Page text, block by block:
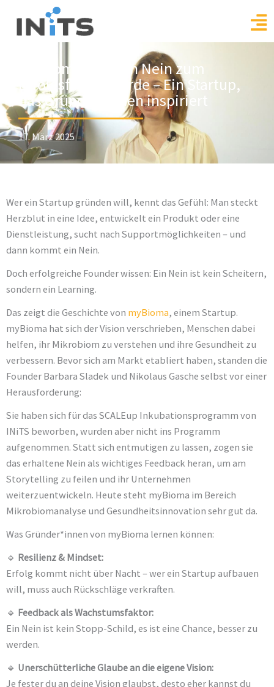
content
myBioma: Wie ein Nein zum
Erfolgsfaktor wurde – Ein Startup,
das Gründer*innen inspiriert
17. März 2025
Wer ein Startup gründen will, kennt das Gefühl: Man steckt
Herzblut in eine Idee, entwickelt ein Produkt oder eine
Dienstleistung, sucht nach Supportmöglichkeiten – und
dann kommt ein Nein.
Doch erfolgreiche Founder wissen: Ein Nein ist kein Scheitern,
sondern ein Learning.
Das zeigt die Geschichte von myBioma, einem Startup.
myBioma hat sich der Vision verschrieben, Menschen dabei
helfen, ihr Mikrobiom zu verstehen und ihre Gesundheit zu
verbessern. Bevor sich am Markt etabliert haben, standen die
Founder Barbara Sladek und Nikolaus Gasche selbst vor einer
Herausforderung:
Sie haben sich für das SCALEup Inkubationsprogramm von
INiTS beworben, wurden aber nicht ins Programm
aufgenommen. Statt sich entmutigen zu lassen, zogen sie
das erhaltene Nein als wichtiges Feedback heran, um am
Storytelling zu feilen und ihr Unternehmen
weiterzuentwickeln. Heute steht myBioma im Bereich
Mikrobiomanalyse und Gesundheitsinnovation sehr gut da.
Was Gründer*innen von myBioma lernen können:
🔹 Resilienz & Mindset:
Erfolg kommt nicht über Nacht – wer ein Startup aufbauen
will, muss auch Rückschläge verkraften.
🔹 Feedback als Wachstumsfaktor:
Ein Nein ist kein Stopp-Schild, es ist eine Chance, besser zu
werden.
🔹 Unerschütterliche Glaube an die eigene Vision:
Je fester du an deine Vision glaubst, desto eher kannst du